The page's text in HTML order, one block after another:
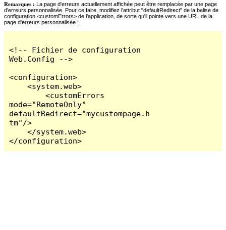
Remarques : La page d'erreurs actuellement affichée peut être remplacée par une page
d'erreurs personnalisée. Pour ce faire, modifiez l'attribut "defaultRedirect" de la balise de
configuration <customErrors> de l'application, de sorte qu'il pointe vers une URL de la
page d'erreurs personnalisée !
<!-- Fichier de configuration
Web.Config -->
<configuration>
    <system.web>
        <customErrors
mode="RemoteOnly"
defaultRedirect="mycustompage.h
tm"/>
    </system.web>
</configuration>